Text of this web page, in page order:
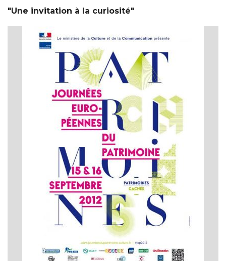
"Une invitation à la curiosité"